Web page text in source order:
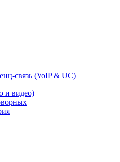
связь (VoIP & UC)
и видео)